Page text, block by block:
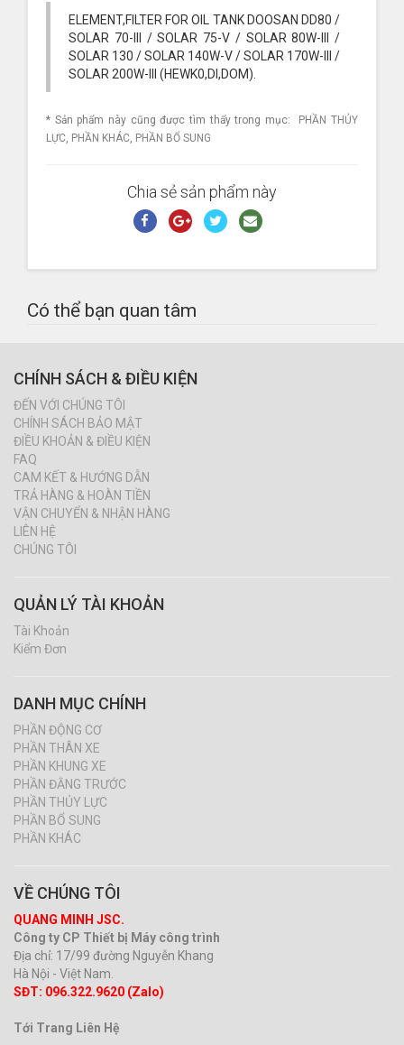
ELEMENT,FILTER FOR OIL TANK DOOSAN DD80 /
SOLAR 70-III / SOLAR 75-V / SOLAR 80W-III /
SOLAR 130 / SOLAR 140W-V / SOLAR 170W-III /
SOLAR 200W-III (HEWK0,DI,DOM).
* Sản phẩm này cũng được tìm thấy trong mục:
PHẦN THỦY
LỰC, PHẦN KHÁC, PHẦN BỔ SUNG
Chia sẻ sản phẩm này
Có thể bạn quan tâm
CHÍNH SÁCH & ĐIỀU KIỆN
ĐẾN VỚI CHÚNG TÔI
CHÍNH SÁCH BẢO MẬT
ĐIỀU KHOẢN & ĐIỀU KIỆN
FAQ
CAM KẾT & HƯỚNG DẪN
TRẢ HÀNG & HOÀN TIỀN
VẬN CHUYỂN & NHẬN HÀNG
LIÊN HỆ
CHÚNG TÔI
QUẢN LÝ TÀI KHOẢN
Tài Khoản
Kiểm Đơn
DANH MỤC CHÍNH
PHẦN ĐỘNG CƠ
PHẦN THÂN XE
PHẦN KHUNG XE
PHẦN ĐẰNG TRƯỚC
PHẦN THỦY LỰC
PHẦN BỔ SUNG
PHẦN KHÁC
VỀ CHÚNG TÔI
QUANG MINH JSC.
Công ty CP Thiết bị Máy công trình
Địa chỉ: 17/99 đường Nguyễn Khang
Hà Nội - Việt Nam.
SĐT: 096.322.9620 (Zalo)
Tới Trang Liên Hệ